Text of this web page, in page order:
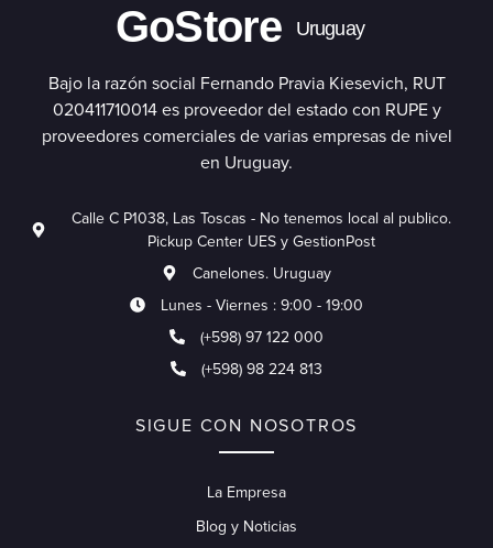
GoStore Uruguay
Bajo la razón social Fernando Pravia Kiesevich, RUT
020411710014 es proveedor del estado con RUPE y
proveedores comerciales de varias empresas de nivel
en Uruguay.
Calle C P1038, Las Toscas - No tenemos local al publico.
Pickup Center UES y GestionPost
Canelones. Uruguay
Lunes - Viernes : 9:00 - 19:00
(+598) 97 122 000
(+598) 98 224 813
SIGUE CON NOSOTROS
La Empresa
Blog y Noticias